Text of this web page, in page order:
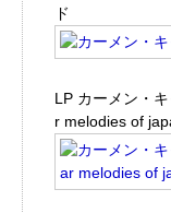
ド
LP カーメン・
r melodies of